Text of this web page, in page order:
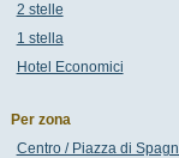
2 stelle
1 stella
Hotel Economici
Per zona
Centro / Piazza di